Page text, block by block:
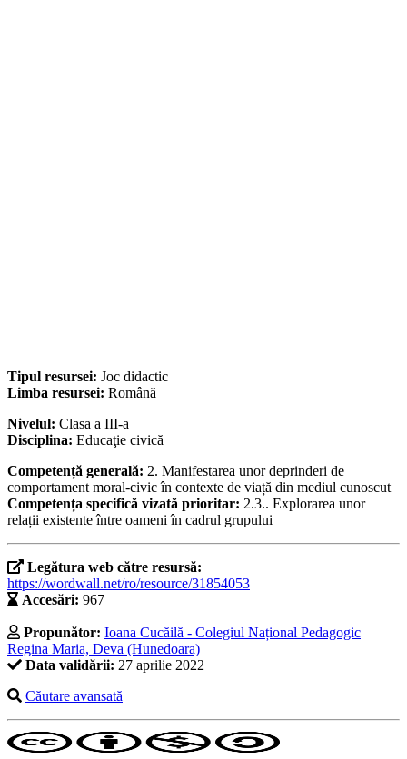
Tipul resursei: Joc didactic
Limba resursei: Română
Nivelul: Clasa a III-a
Disciplina: Educaţie civică
Competență generală: 2. Manifestarea unor deprinderi de
comportament moral-civic în contexte de viață din mediul cunoscut
Competența specifică vizată prioritar: 2.3.. Explorarea unor
relații existente între oameni în cadrul grupului
Legătura web către resursă:
https://wordwall.net/ro/resource/31854053
Accesări: 967
Propunător: Ioana Cucăilă - Colegiul Național Pedagogic
Regina Maria, Deva (Hunedoara)
Data validării: 27 aprilie 2022
Căutare avansată